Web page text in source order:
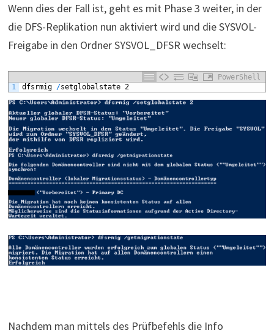
Wenn dies der Fall ist, geht es mit Phase 3 weiter, in der
die DFS-Replikation nun aktiviert wird und die SYSVOL-
Freigabe in den Ordner SYSVOL_DFSR wechselt:
PowerShell
1
dfsrmig /setglobalstate 2
Nachdem man mittels des Prüfbefehls die Info